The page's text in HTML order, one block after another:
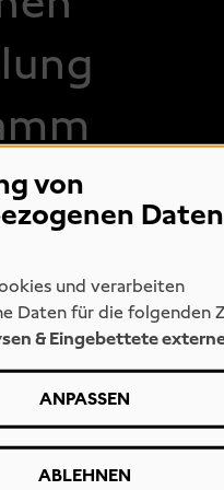
2
Engagement
Jobs
Team
Kunstmeile
Hamburg
von
und verarbeiten
Daten für die folgenden
& Eingebettete
ANPASSEN
ABLEHNEN